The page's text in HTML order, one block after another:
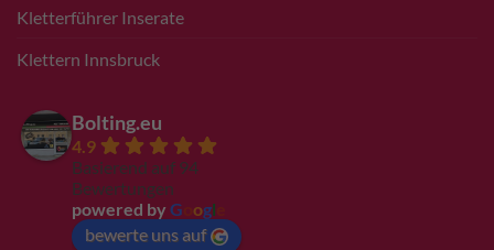
Kletterführer Inserate
Klettern Innsbruck
Bolting.eu
4.9
Basierend auf 94
Bewertungen
powered by G ogl
bewerte uns auf